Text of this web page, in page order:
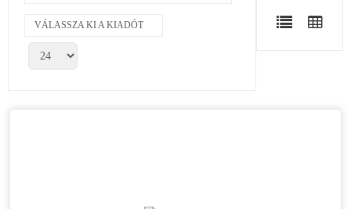
VÁLASSZA KI A KIADÓT